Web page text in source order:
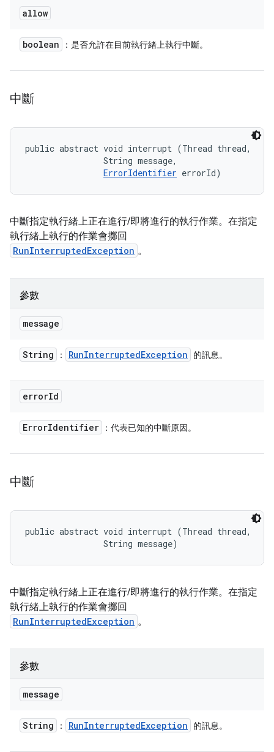
allow
boolean ：是否允許在目前執行緒上執行中斷。
中斷
public abstract void interrupt (Thread thread,
                String message,
ErrorIdentifier errorId)
中斷指定執行緒上正在進行/即將進行的執行作業。在指定
執行緒上執行的作業會擲回
RunInterruptedException 。
參數
message
String ： RunInterruptedException 的訊息。
errorId
ErrorIdentifier ：代表已知的中斷原因。
中斷
public abstract void interrupt (Thread thread,
                String message)
中斷指定執行緒上正在進行/即將進行的執行作業。在指定
執行緒上執行的作業會擲回
RunInterruptedException 。
參數
message
String ： RunInterruptedException 的訊息。